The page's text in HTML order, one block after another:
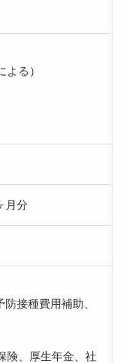
る）
月分
接種費用補助、
険、厚生年金、社